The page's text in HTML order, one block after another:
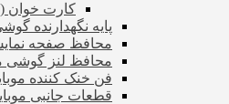
کارت خوان
پایه نگهدارنده
محافظ صفحه
محافظ لنز گوشی
فن خنک کننده
قطعات جانبی